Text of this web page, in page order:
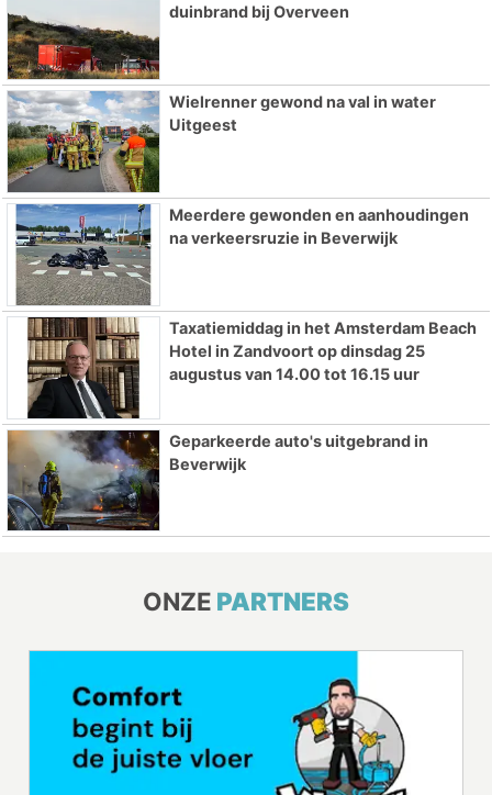
duinbrand bij Overveen
Wielrenner gewond na val in water
Uitgeest
Meerdere gewonden en aanhoudingen
na verkeersruzie in Beverwijk
Taxatiemiddag in het Amsterdam Beach
Hotel in Zandvoort op dinsdag 25
augustus van 14.00 tot 16.15 uur
Geparkeerde auto's uitgebrand in
Beverwijk
ONZE PARTNERS